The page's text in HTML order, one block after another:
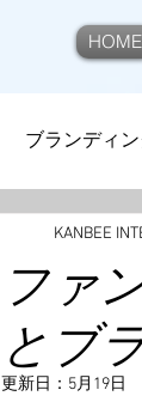
HOME
ブランディ
ファ
とブ
KANBEE
更新日： 5月19日